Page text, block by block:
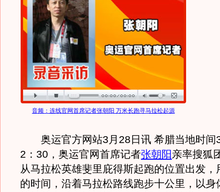
音频：连线官网首席记者张朝阳 万米长跑寻马拉松起源
奥运官方网站3月28日讯 希腊当地时间
2：30，奥运官网首席记者张朝阳亲率搜狐
从马拉松英雄斐里庇得斯起跑的位置出发
的时间，沿着马拉松路线跑步十公里，以身